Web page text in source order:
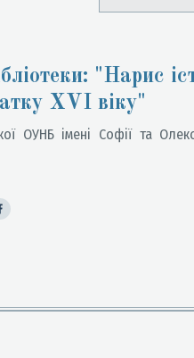
"Нарис
XVI віку"
ОУНБ імені Софії та